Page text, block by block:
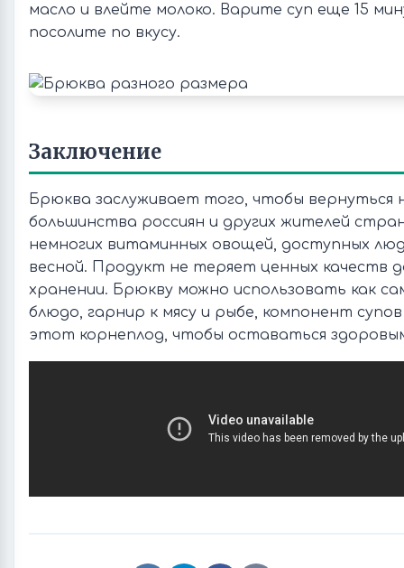
масло и влейте молоко. Варите суп еще 15
посолите по вкусу.
Заключение
Брюква заслуживает того, чтобы вернуться
большинства россиян и других жителей
немногих витаминных овощей, доступных
весной. Продукт не теряет ценных качеств
хранении. Брюкву можно использовать как
блюдо, гарнир к мясу и рыбе, компонент
этот корнеплод, чтобы оставаться